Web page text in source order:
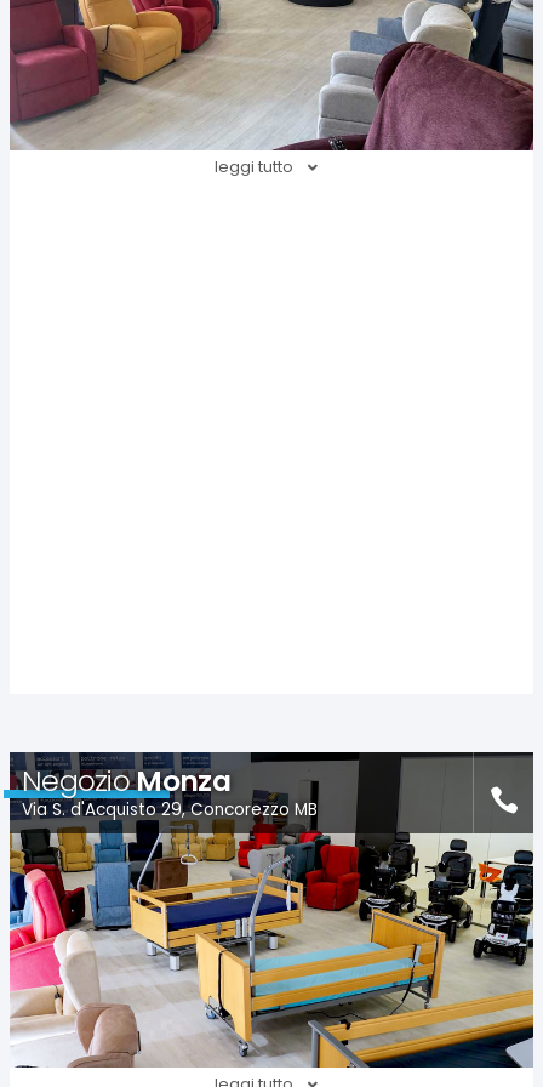
leggi tutto
NegozioMonza
Via S. d'Acquisto 29, Concorezzo MB